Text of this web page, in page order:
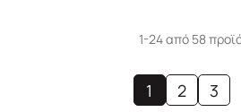
1-24 από 58
1 2 3